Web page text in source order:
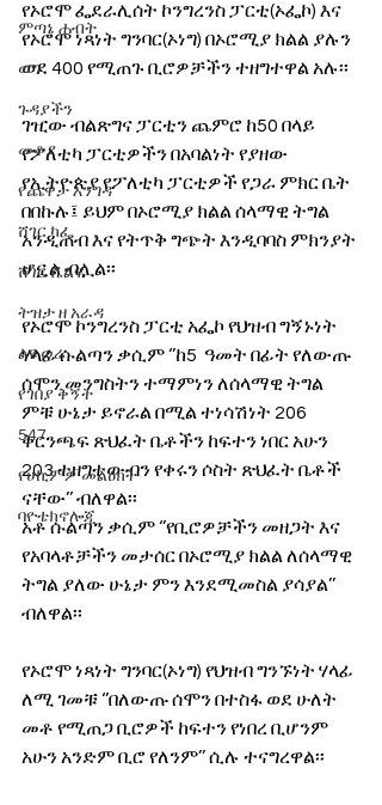
ምጣኔ ሐብት
ወግ
ጉዳያችን
መቆያ
የጨዋታ እንግዳ
ሸገር ካፌ
ሸገር ሼልፍ
ትዝታ ዘ አራዳ
ልዩ ወሬ
የገበያ ቅኝት
547
የሀኪምዎ መልዕክት
ባዮቴክኖሎጂ
የኦሮሞ ፌደራሊሰት ኮንግረንስ ፓርቲ(ኦፌኮ) እና
የኦሮሞ ነጻነት ግንባር(ኦነግ) በኦሮሚያ ክልል ያሉን
ወደ 400 የሚጠጉ ቢሮዎቻችን ተዘግተዋል አሉ፡፡
ገዢው ብልጽግና ፓርቲን ጨምሮ ከ50 በላይ
የፖለቲካ ፓርቲዎችን በአባልነት የያዘው
የኢትዮጵያ የፖለቲካ ፓርቲዎች የጋራ ምክር ቤት
በበኩሉ፤ ይህም በኦሮሚያ ክልል ሰላማዊ ትግል
አንዲጠብ እና የትጥቅ ግጭት እንዲባባስ ምክንያት
ሆኗል ብሏል፡፡
የኦሮሞ ኮንግረንስ ፓርቲ አፌኮ የህዝብ ግኝኑነት
ሃላፊ ሱልጣን ቃሲም ‘’ከ5  ዓመት በፊት የለውጡ
ሰሞን መንግስትን ተማምነን ለሰላማዊ ትግል
ምቹ ሁኔታ ይኖራል በሚል ተነሳሽነት 206
ቅርንጫፍ ጽህፈት ቤቶችን ከፍተን ነበር አሁን
203 ተዘግተውብን የቀሩን ሶስት ጽህፈት ቤቶች
ናቸው’’ ብለዋል፡፡
አቶ ሱልጣን ቃሲም ‘’የቢሮዎቻችን መዘጋት እና
የአባላቶቻችን መታሰር በኦሮሚያ ክልል ለሰላማዊ
ትግል ያለው ሁኔታ ምን እንደሚመስል ያሳያል’’
ብለዋል፡፡
የኦሮሞ ነጻነት ግንባር(ኦነግ) የህዝብ ግንኙነት ሃላፊ
ለሚ ገመቹ ‘’በለውጡ ሰሞን በተስፋ ወደ ሁለት
መቶ የሚጠጋ ቢሮዎች ከፍተን የነበረ ቢሆንም
አሁን አንድም ቢሮ የለንም’’ ሲሉ ተናግረዋል፡፡